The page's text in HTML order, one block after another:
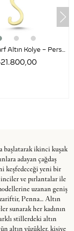
Tek Taş Harf Altın Kolye – Persona S Harfi
başlatarak ikinci kuşak
adayan çağdaş
keşfedeceği yeni bir
ve pırlantalar ile
uzanan geniş
zariftir, Penna… Altın
sunarak her kadının
stillerdeki altın
altın yüzükler, kişiye